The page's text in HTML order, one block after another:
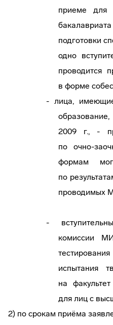
приеме для
подготовки
одно
проводится
в форме
- лица,
2009 г., -
по очно-
формам
по
проводимых
-
комиссии
испытания
на
для лиц с
2) по срокам приёма